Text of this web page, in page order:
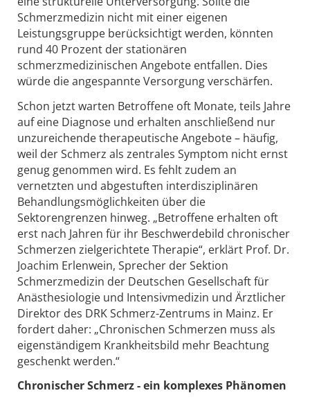
Schmerzmedizin nicht mit einer eigenen
Leistungsgruppe berücksichtigt werden, könnten
rund 40 Prozent der stationären
schmerzmedizinischen Angebote entfallen. Dies
würde die angespannte Versorgung verschärfen.
Schon jetzt warten Betroffene oft Monate, teils Jahre
auf eine Diagnose und erhalten anschließend nur
unzureichende therapeutische Angebote – häufig,
weil der Schmerz als zentrales Symptom nicht ernst
genug genommen wird. Es fehlt zudem an
vernetzten und abgestuften interdisziplinären
Behandlungsmöglichkeiten über die
Sektorengrenzen hinweg. „Betroffene erhalten oft
erst nach Jahren für ihr Beschwerdebild chronischer
Schmerzen zielgerichtete Therapie“, erklärt Prof. Dr.
Joachim Erlenwein, Sprecher der Sektion
Schmerzmedizin der Deutschen Gesellschaft für
Anästhesiologie und Intensivmedizin und Ärztlicher
Direktor des DRK Schmerz-Zentrums in Mainz. Er
fordert daher: „Chronischen Schmerzen muss als
eigenständigem Krankheitsbild mehr Beachtung
geschenkt werden.“
Chronischer Schmerz - ein komplexes Phänomen